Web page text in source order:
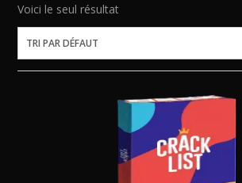
Voici le seul résultat